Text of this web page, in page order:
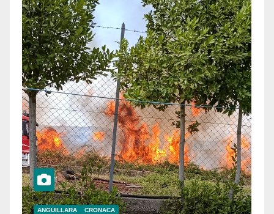
ANGUILLARA CRONACA